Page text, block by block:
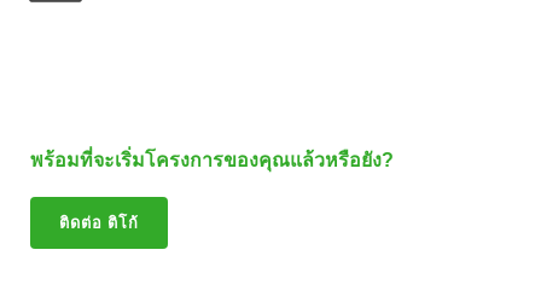
พร้อมที่จะเริ่มโครงการของคุณแล้วหรือยัง?
ติดต่อ ติโก้